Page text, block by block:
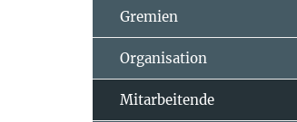
Gremien
Organisation
Mitarbeitende